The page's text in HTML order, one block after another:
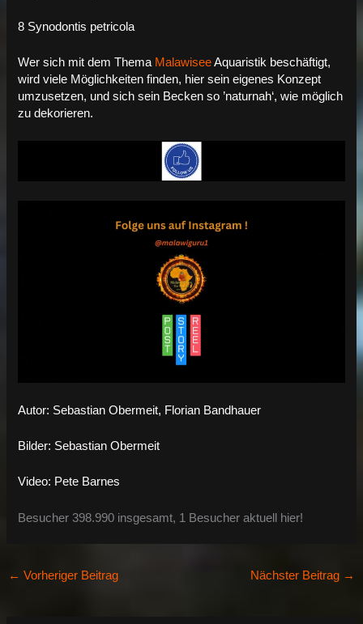
8 Synodontis petricola
Wer sich mit dem Thema MalawiseeAquaristik beschäftigt,
wird viele Möglichkeiten finden, hier sein eigenes Konzept
umzusetzen, und sich sein Becken so ’naturnah‘, wie möglich
zu dekorieren.
Autor: Sebastian Obermeit, Florian Bandhauer
Bilder: Sebastian Obermeit
Video: Pete Barnes
Besucher 398.990 insgesamt, 1 Besucher aktuell hier!
← Vorheriger Beitrag Nächster Beitrag →